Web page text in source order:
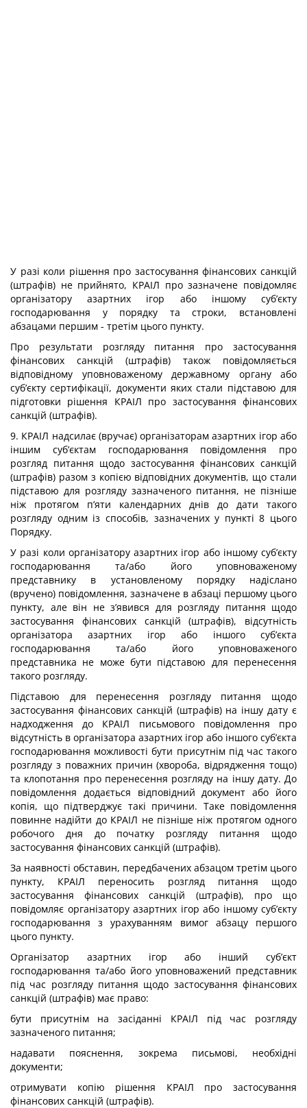
У разі коли рішення про застосування фінансових санкцій
(штрафів) не прийнято, КРАІЛ про зазначене повідомляє
організатору азартних ігор або іншому суб’єкту
господарювання у порядку та строки, встановлені
абзацами першим - третім цього пункту.
Про результати розгляду питання про застосування
фінансових санкцій (штрафів) також повідомляється
відповідному уповноваженому державному органу або
суб’єкту сертифікації, документи яких стали підставою для
підготовки рішення КРАІЛ про застосування фінансових
санкцій (штрафів).
9. КРАІЛ надсилає (вручає) організаторам азартних ігор або
іншим суб’єктам господарювання повідомлення про
розгляд питання щодо застосування фінансових санкцій
(штрафів) разом з копією відповідних документів, що стали
підставою для розгляду зазначеного питання, не пізніше
ніж протягом п’яти календарних днів до дати такого
розгляду одним із способів, зазначених у пункті 8 цього
Порядку.
У разі коли організатору азартних ігор або іншому суб’єкту
господарювання та/або його уповноваженому
представнику в установленому порядку надіслано
(вручено) повідомлення, зазначене в абзаці першому цього
пункту, але він не з’явився для розгляду питання щодо
застосування фінансових санкцій (штрафів), відсутність
організатора азартних ігор або іншого суб’єкта
господарювання та/або його уповноваженого
представника не може бути підставою для перенесення
такого розгляду.
Підставою для перенесення розгляду питання щодо
застосування фінансових санкцій (штрафів) на іншу дату є
надходження до КРАІЛ письмового повідомлення про
відсутність в організатора азартних ігор або іншого суб’єкта
господарювання можливості бути присутнім під час такого
розгляду з поважних причин (хвороба, відрядження тощо)
та клопотання про перенесення розгляду на іншу дату. До
повідомлення додається відповідний документ або його
копія, що підтверджує такі причини. Таке повідомлення
повинне надійти до КРАІЛ не пізніше ніж протягом одного
робочого дня до початку розгляду питання щодо
застосування фінансових санкцій (штрафів).
За наявності обставин, передбачених абзацом третім цього
пункту, КРАІЛ переносить розгляд питання щодо
застосування фінансових санкцій (штрафів), про що
повідомляє організатору азартних ігор або іншому суб’єкту
господарювання з урахуванням вимог абзацу першого
цього пункту.
Організатор азартних ігор або інший суб’єкт
господарювання та/або його уповноважений представник
під час розгляду питання щодо застосування фінансових
санкцій (штрафів) має право:
бути присутнім на засіданні КРАІЛ під час розгляду
зазначеного питання;
надавати пояснення, зокрема письмові, необхідні
документи;
отримувати копію рішення КРАІЛ про застосування
фінансових санкцій (штрафів).